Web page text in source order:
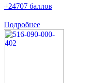
+24707 баллов
Подробнее